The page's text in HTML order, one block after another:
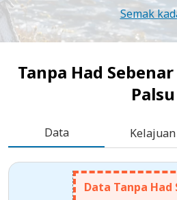
Semak
Tanpa Had Sebenar
Palsu
Data Kelajuan
Data Tanpa Had